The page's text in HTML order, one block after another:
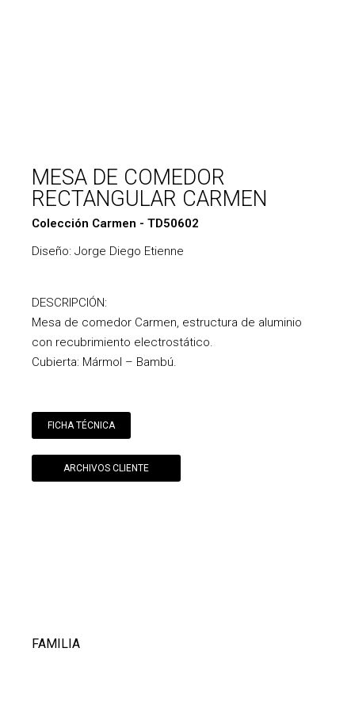
MESA DE COMEDOR
RECTANGULAR CARMEN
Colección Carmen - TD50602
Diseño: Jorge Diego Etienne
DESCRIPCIÓN:
Mesa de comedor Carmen, estructura de aluminio
con recubrimiento electrostático.
Cubierta: Mármol – Bambú.
FICHA TÉCNICA
ARCHIVOS CLIENTE
FAMILIA